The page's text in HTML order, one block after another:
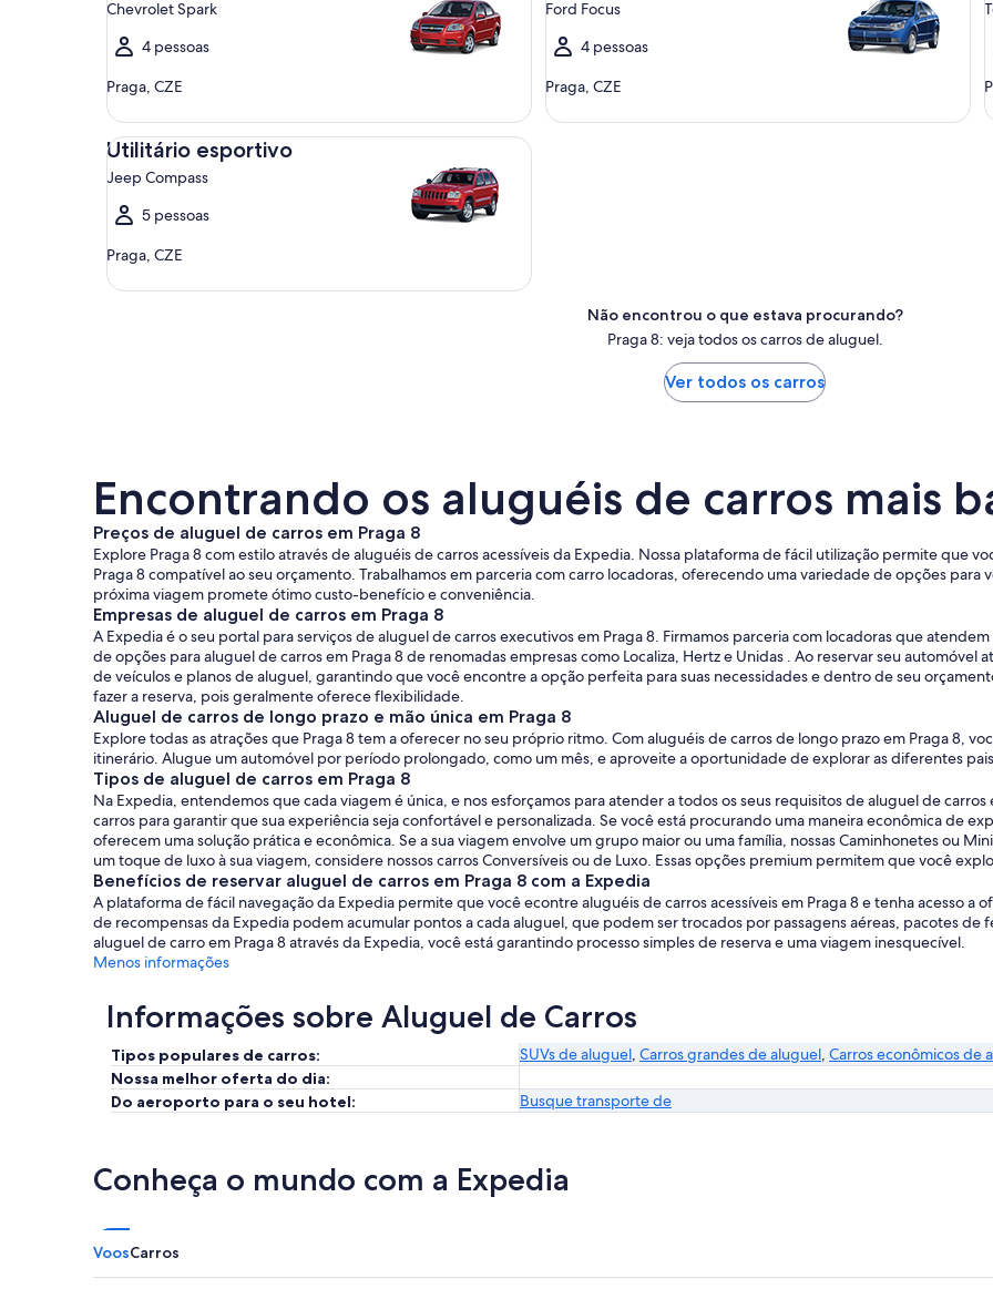
Chevrolet Spark
4 pessoas
Praga, CZE
Ford Focus
4 pessoas
Praga, CZE
Utilitário esportivo
Jeep Compass
5 pessoas
Praga, CZE
Utilitário esportivo Jeep Compass
Não encontrou o que estava procurando?
Praga 8: veja todos os carros de aluguel.
Ver todos os carros
Encontrando os aluguéis de carros mais
Preços de aluguel de carros em Praga 8
Explore Praga 8 com estilo através de aluguéis de carros acessíveis da Expedia. Nossa plataforma de fácil utilização permite que
Praga 8 compatível ao seu orçamento. Trabalhamos em parceria com carro locadoras, oferecendo uma variedade de opções para
próxima viagem promete ótimo custo-benefício e conveniência.
Empresas de aluguel de carros em Praga 8
A Expedia é o seu portal para serviços de aluguel de carros executivos em Praga 8. Firmamos parceria com locadoras que
de opções para aluguel de carros em Praga 8 de renomadas empresas como Localiza, Hertz e Unidas . Ao reservar seu
de veículos e planos de aluguel, garantindo que você encontre a opção perfeita para suas necessidades e dentro de seu
fazer a reserva, pois geralmente oferece flexibilidade.
Aluguel de carros de longo prazo e mão única em Praga 8
Explore todas as atrações que Praga 8 tem a oferecer no seu próprio ritmo. Com aluguéis de carros de longo prazo em Praga 8,
itinerário. Alugue um automóvel por período prolongado, como um mês, e aproveite a oportunidade de explorar as diferentes
Tipos de aluguel de carros em Praga 8
Na Expedia, entendemos que cada viagem é única, e nos esforçamos para atender a todos os seus requisitos de aluguel de
carros para garantir que sua experiência seja confortável e personalizada. Se você está procurando uma maneira econômica de
oferecem uma solução prática e econômica. Se a sua viagem envolve um grupo maior ou uma família, nossas Caminhonetes ou
um toque de luxo à sua viagem, considere nossos carros Conversíveis ou de Luxo. Essas opções premium permitem que você
Benefícios de reservar aluguel de carros em Praga 8 com a Expedia
A plataforma de fácil navegação da Expedia permite que você econtre aluguéis de carros acessíveis em Praga 8 e tenha acesso a
de recompensas da Expedia podem acumular pontos a cada aluguel, que podem ser trocados por passagens aéreas, pacotes de
aluguel de carro em Praga 8 através da Expedia, você está garantindo processo simples de reserva e uma viagem inesquecível.
Menos informações
Informações sobre Aluguel de Carros
Tipos populares de carros: SUVs de aluguel, Carros grandes de aluguel, Carros econômicos de
Nossa melhor oferta do dia:
Do aeroporto para o seu hotel:
Busque transporte de
Conheça o mundo com a Expedia
VoosCarros